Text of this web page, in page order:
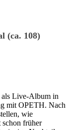
(ca. 108)
als Live-Album in
mit OPETH. Nach
wie
schon früher